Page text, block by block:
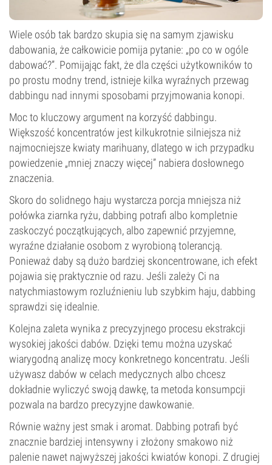
Wiele osób tak bardzo skupia się na samym zjawisku
dabowania, że całkowicie pomija pytanie: „po co w ogóle
dabować?”. Pomijając fakt, że dla części użytkowników to
po prostu modny trend, istnieje kilka wyraźnych przewag
dabbingu nad innymi sposobami przyjmowania konopi.
Moc to kluczowy argument na korzyść dabbingu.
Większość koncentratów jest kilkukrotnie silniejsza niż
najmocniejsze kwiaty marihuany, dlatego w ich przypadku
powiedzenie „mniej znaczy więcej” nabiera dosłownego
znaczenia.
Skoro do solidnego haju wystarcza porcja mniejsza niż
połówka ziarnka ryżu, dabbing potrafi albo kompletnie
zaskoczyć początkujących, albo zapewnić przyjemne,
wyraźne działanie osobom z wyrobioną tolerancją.
Ponieważ daby są dużo bardziej skoncentrowane, ich efekt
pojawia się praktycznie od razu. Jeśli zależy Ci na
natychmiastowym rozluźnieniu lub szybkim haju, dabbing
sprawdzi się idealnie.
Kolejna zaleta wynika z precyzyjnego procesu ekstrakcji
wysokiej jakości dabów. Dzięki temu można uzyskać
wiarygodną analizę mocy konkretnego koncentratu. Jeśli
używasz dabów w celach medycznych albo chcesz
dokładnie wyliczyć swoją dawkę, ta metoda konsumpcji
pozwala na bardzo precyzyjne dawkowanie.
Równie ważny jest smak i aromat. Dabbing potrafi być
znacznie bardziej intensywny i złożony smakowo niż
palenie nawet najwyższej jakości kwiatów konopi. Z drugiej